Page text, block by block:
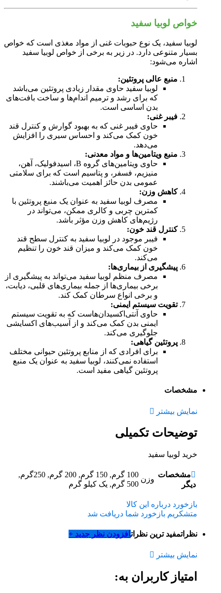
خواص لوبیا سفید
لوبیا سفید، یک نوع حبوبات غنی از مواد مغذی است که خواص
بسیار متنوعی دارد. در زیر به برخی از خواص لوبیا سفید
اشاره می‌شود:
منبع عالی پروتئین:
لوبیا سفید حاوی مقدار زیادی پروتئین می‌باشد
که برای رشد و ترمیم اندام‌ها و ساخت بافت‌های
بدن اساسی است.
فیبر غنی:
حاوی فیبر غنی که به بهبود گوارش و کنترل قند
خون کمک می‌کند و احساس سیری را افزایش
می‌دهد.
منبع ویتامین‌ها و مواد معدنی:
حاوی ویتامین‌های گروه B، اسیدفولیک، آهن،
منیزیم، فسفر، و پتاسیم است که برای سلامتی
عمومی بدن حائز اهمیت می‌باشند.
کاهش وزن:
مصرف لوبیا سفید به عنوان یک منبع پروتئین با
کمترین چربی و کالری ممکن، می‌تواند در
رژیم‌های کاهش وزن مؤثر باشد.
کنترل قند خون:
فیبر موجود در لوبیا سفید به کنترل سطح قند
خون کمک می‌کند و میزان قند خون را تنظیم
می‌کند.
پیشگیری از بیماری‌ها:
مصرف منظم لوبیا سفید می‌تواند به پیشگیری از
برخی بیماری‌ها از جمله بیماری‌های قلبی، دیابت،
و برخی انواع سرطان کمک کند.
تقویت سیستم ایمنی:
حاوی آنتی‌اکسیدان‌هاست که به تقویت سیستم
ایمنی بدن کمک می‌کند و از آسیب‌های اکسایشی
جلوگیری می‌کند.
پروتئین گیاهی:
برای افرادی که از منابع پروتئین حیوانی مختلف
استفاده نمی‌کنند، لوبیا سفید به عنوان یک منبع
پروتئین گیاهی مفید است.
مشخصات
نمایش بیشتر
توضیحات تکمیلی
خرید لوبیا سفید
مشخصات
دیگر
وزن
100 گرم, 150 گرم, 200 گرم, 250گرم,
500 گرم, یک کیلو گرم
بازخورد درباره این کالا
متشکریم بازخورد شما دریافت شد
نظراتمفید ترین نظراتافزودن نظر جدید +
نمایش بیشتر
امتیاز کاربران به: